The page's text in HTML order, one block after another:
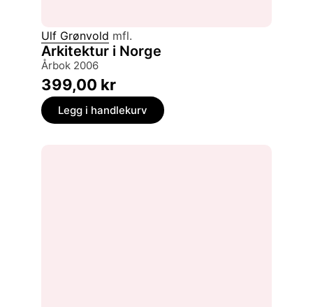
Ulf Grønvold mfl.
Arkitektur i Norge
årbok 2006
399,00 kr
Legg i handlekurv